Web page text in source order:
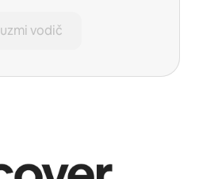
vodič